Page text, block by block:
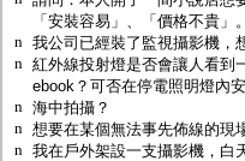
傳統高解析攝影機
鏡頭
投光設備
防護罩及支架
多路攝影機單軸傳輸
監聽器.麥克風
網路設備
「安裝容易」、「價格不貴」。
n 我公司已經裝了監視攝影機，
n 紅外線投射燈是否會讓人看到
ebook？可否在停電照明燈內
n 海中拍攝？
n 想要在某個無法事先佈線的現
n 我在戶外架設一支攝影機，白